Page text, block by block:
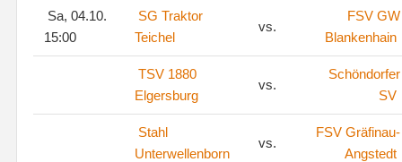
Sa, 04.10.
15:00
SG Traktor
Teichel
vs.
FSV GW
Blankenhain
TSV 1880
Elgersburg
vs.
Schöndorfer
SV
Stahl
Unterwellenborn
vs.
FSV Gräfinau-
Angstedt